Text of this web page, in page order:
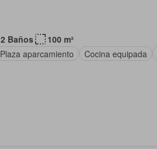
2 Baños
100 m²
Plaza aparcamiento Cocina equipada